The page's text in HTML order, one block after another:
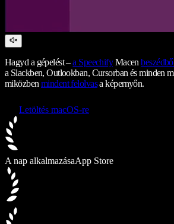
Hagyd a gépelést –a SpeechifyMacen
a Slackben, Outlookban, Cursorban és minden
miközben mindent felolvasa képernyőn.
Letöltés macOS-re
A nap alkalmazásaApp Store